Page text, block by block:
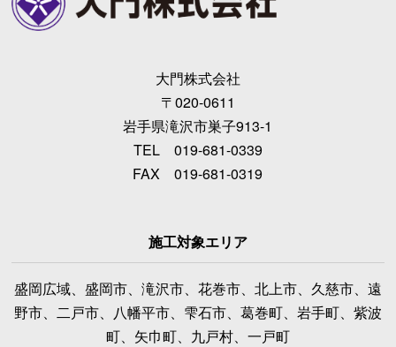
大門株式会社
〒020-0611
岩手県滝沢市巣子913-1
TEL 019-681-0339
FAX 019-681-0319
施工対象エリア
盛岡広域、盛岡市、滝沢市、花巻市、北上市、久慈市、遠
野市、二戸市、八幡平市、雫石市、葛巻町、岩手町、紫波
町、矢巾町、九戸村、一戸町